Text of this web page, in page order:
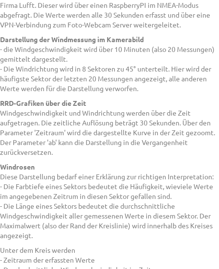
Firma Lufft. Dieser wird über einen RaspberryPI im NMEA-Modus
abgefragt. Die Werte werden alle 30 Sekunden erfasst und über eine
VPN-Verbindung zum Foto-Webcam Server weitergeleitet.
Darstellung der Windmessung im Kamerabild
- die Windgeschwindigkeit wird über 10 Minuten (also 20 Messungen)
gemittelt dargestellt.
- Die Windrichtung wird in 8 Sektoren zu 45° unterteilt. Hier wird der
häufigste Sektor der letzten 20 Messungen angezeigt, alle anderen
Werte werden für die Darstellung verworfen.
RRD-Grafiken über die Zeit
Windgeschwindigkeit und Windrichtung werden über die Zeit
aufgetragen. Die zeitliche Auflösung beträgt 30 Sekunden. Über den
Parameter 'Zeitraum' wird die dargestellte Kurve in der Zeit gezoomt.
Der Parameter 'ab' kann die Darstellung in die Vergangenheit
zurückversetzen.
Windrosen
Diese Darstellung bedarf einer Erklärung zur richtigen Interpretation:
- Die Farbtiefe eines Sektors bedeutet die Häufigkeit, wieviele Werte
im angegebenen Zeitrum in diesen Sektor gefallen sind.
- Die Länge eines Sektors bedeutet die durchschnittliche
Windgeschwindigkeit aller gemessenen Werte in diesem Sektor. Der
Maximalwert (also der Rand der Kreislinie) wird innerhalb des Kreises
angezeigt.
Unter dem Kreis werden
- Zeitraum der erfassten Werte